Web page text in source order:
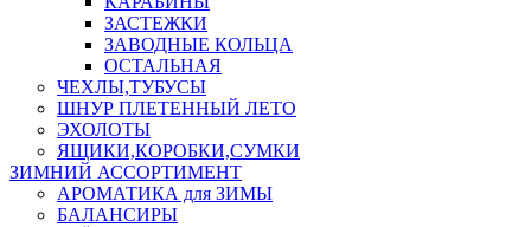
ЗАСТЕЖКИ
ЗАВОДНЫЕ КОЛЬЦА
ОСТАЛЬНАЯ
ЧЕХЛЫ,ТУБУСЫ
ШНУР ПЛЕТЕННЫЙ ЛЕТО
ЭХОЛОТЫ
ЯЩИКИ,КОРОБКИ,СУМКИ
ЗИМНИЙ АССОРТИМЕНТ
АРОМАТИКА для ЗИМЫ
БАЛАНСИРЫ